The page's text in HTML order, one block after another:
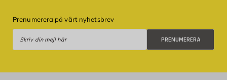
Prenumerera på vårt nyhetsbrev
PRENUMERERA